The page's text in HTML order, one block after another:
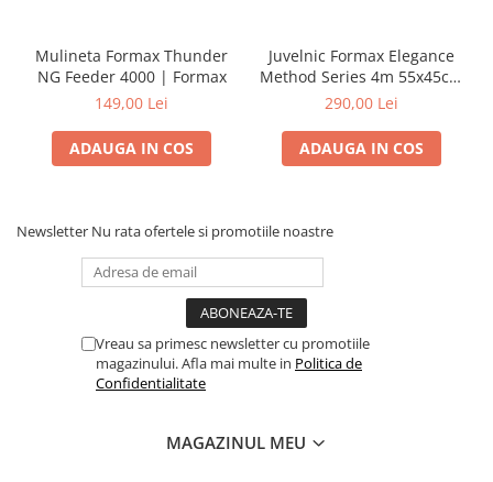
Mulineta Formax Thunder
NG Feeder 4000 | Formax
149,00 Lei
ADAUGA IN COS
Juvelnic Formax Elegance
Method Series 4m 55x45cm
| Formax
290,00 Lei
ADAUGA IN COS
Newsletter Nu rata ofertele si promotiile noastre
Vreau sa primesc newsletter cu promotiile
magazinului. Afla mai multe in Politica de
Confidentialitate
MAGAZINUL MEU